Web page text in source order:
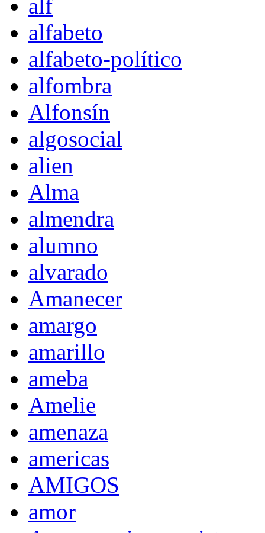
alf
alfabeto
alfabeto-político
alfombra
Alfonsín
algosocial
alien
Alma
almendra
alumno
alvarado
Amanecer
amargo
amarillo
ameba
Amelie
amenaza
americas
AMIGOS
amor